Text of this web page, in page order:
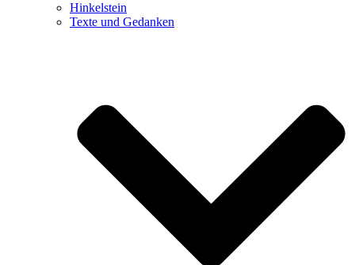
Hinkelstein
Texte und Gedanken